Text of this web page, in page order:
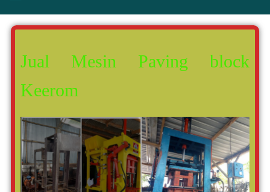
Jual Mesin Paving block
Keerom